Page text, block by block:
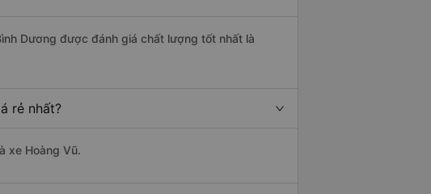
Dương được đánh giá chất lượng tốt nhất là
rẻ nhất?
xe Hoàng Vũ.